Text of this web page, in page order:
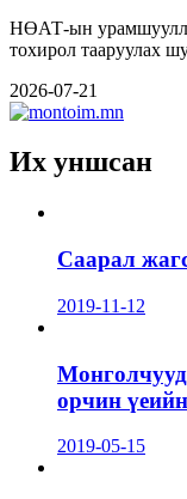
НӨАТ-ын
тохирол тааруулах
2026-07-21
Их уншсан
Саарал
2019-11-12
орчин
2019-05-15